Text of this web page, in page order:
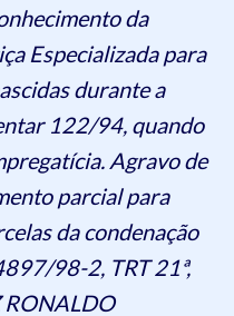
da
Especializada para
durante a
122/94, quando
Agravo de
parcial para
da condenação
98-2, TRT 21ª,
RONALDO